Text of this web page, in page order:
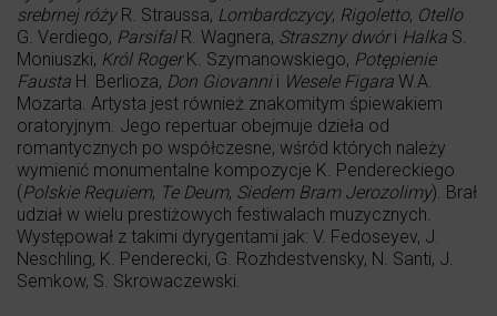
srebrnej różyR. Straussa, Lombardczycy, Rigoletto, Otello
G. Verdiego, ParsifalR. Wagnera, Straszny dwóri Halka S.
Moniuszki, Król RogerK. Szymanowskiego, Potępienie
Fausta H. Berlioza, Don Giovannii Wesele Figara W.A.
Mozarta. Artysta jest również znakomitym śpiewakiem
oratoryjnym. Jego repertuar obejmuje dzieła od
romantycznych po współczesne, wśród których należy
wymienić monumentalne kompozycje K. Pendereckiego
(Polskie Requiem, Te Deum, Siedem Bram Jerozolimy). Brał
udział w wielu prestiżowych festiwalach muzycznych.
Występował z takimi dyrygentami jak: V. Fedoseyev, J.
Neschling, K. Penderecki, G. Rozhdestvensky, N. Santi, J.
Semkow, S. Skrowaczewski.